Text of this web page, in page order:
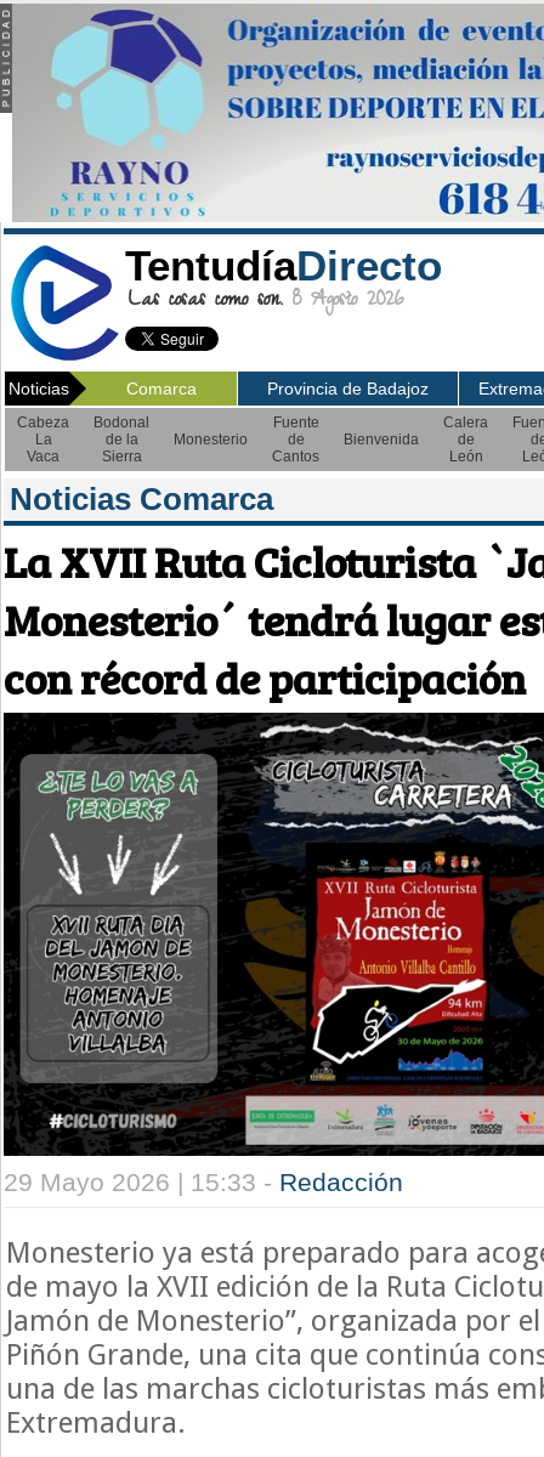
TentudíaDirecto
Las cosas como son. 8 Agosto 2026
Noticias Comarca Provincia de Badajoz
Cabeza
La
Vaca
Bodonal
de la
Sierra
Monesterio
Fuente
de
Cantos
Bienvenida
Calera
de
León
Noticias Comarca
La XVII Ruta Cicloturista
Monesterio´ tendrá lugar
con récord de participación
29 Mayo 2026 | 15:33 - Redacción
Monesterio ya está preparado para
de mayo la XVII edición de la Ruta
Jamón de Monesterio”, organizada por
Piñón Grande, una cita que continúa
una de las marchas cicloturistas más
Extremadura.